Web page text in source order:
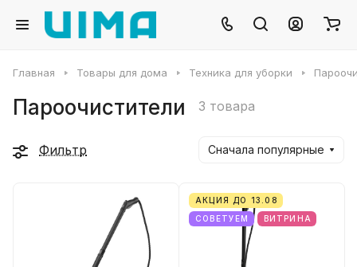
Главная Товары для дома Техника для уборки
Пароочистители 3 товара
Фильтр Сначала популярные
АКЦИЯ ДО 13.08
СОВЕТУЕМ
ВИТРИНА